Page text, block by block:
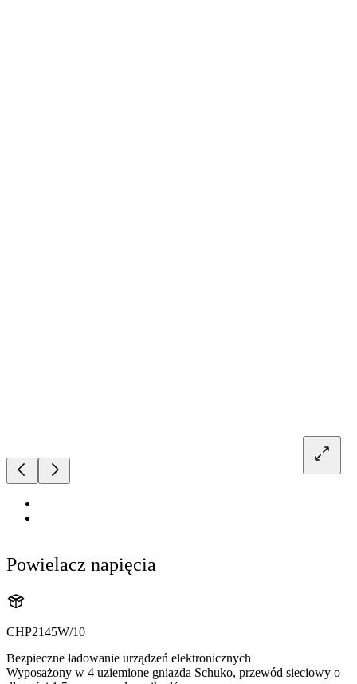
Powielacz napięcia
CHP2145W/10
Bezpieczne ładowanie urządzeń elektronicznych
Wyposażony w 4 uziemione gniazda Schuko, przewód sieciowy o